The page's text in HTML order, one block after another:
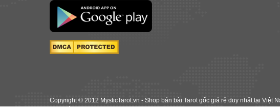
Copyright © 2012 MysticTarot.vn - Shop bán bài Tarot gốc giá rẻ duy nhất tại Việt